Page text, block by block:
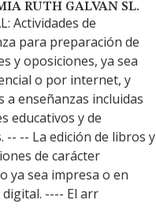
RUTH GALVAN SL.
Actividades de
para preparación de
y oposiciones, ya sea
o por internet, y
a enseñanzas incluidas
educativos y de
-- -- La edición de libros y
de carácter
ya sea impresa o en
---- El arr